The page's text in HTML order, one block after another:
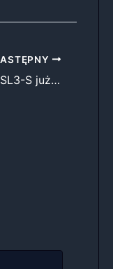
Nowa era w fotografii i wideofilmowaniu – Leica SL3-S już w sprzedaży!